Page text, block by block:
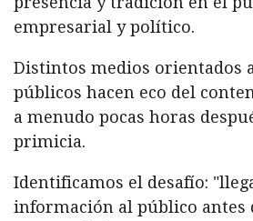
empresarial y político.
Distintos medios orientados
públicos hacen eco del
a menudo pocas horas
primicia.
Identificamos el desafío:
información al público antes